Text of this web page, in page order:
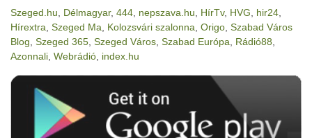
Szeged.hu Délmagyar, 444 nepszava.hu HírTv, HVG hir24
Hírextra Szeged Ma Kolozsvári szalonna Origo Szabad Város
Blog Szeged 365 Szeged Város Szabad Európa Rádió88
Azonnali Webrádió index.hu